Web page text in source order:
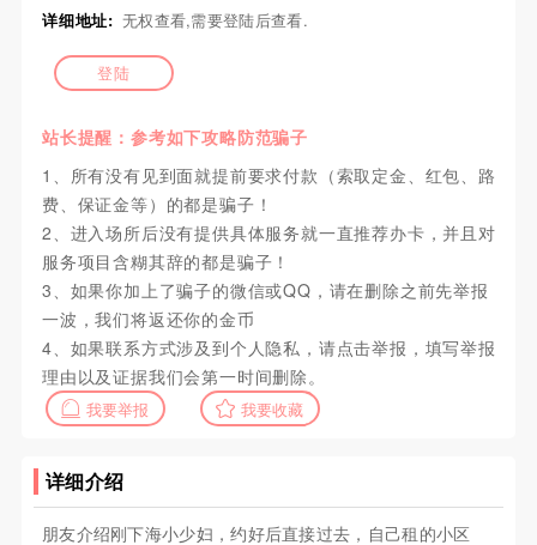
详细地址: 无权查看,需要登陆后查看.
登陆
站长提醒：参考如下攻略防范骗子
1、所有没有见到面就提前要求付款（索取定金、红包、路
费、保证金等）的都是骗子！
2、进入场所后没有提供具体服务就一直推荐办卡，并且对
服务项目含糊其辞的都是骗子！
3、如果你加上了骗子的微信或QQ，请在删除之前先举报
一波，我们将返还你的金币
4、如果联系方式涉及到个人隐私，请点击举报，填写举报
理由以及证据我们会第一时间删除。
我要举报 我要收藏
详细介绍
朋友介绍刚下海小少妇，约好后直接过去，自己租的小区